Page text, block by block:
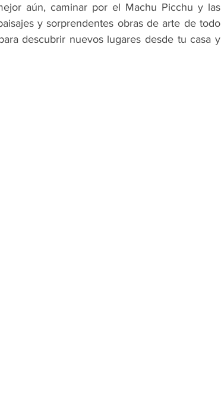
aún, caminar por el Machu Picchu y las
y sorprendentes obras de arte de todo
descubrir nuevos lugares desde tu casa y